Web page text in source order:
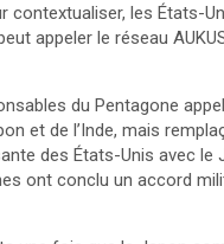
contextualiser, les États-
appeler le réseau
du Pentagone
et de l’Inde, mais
des États-Unis avec le
ont conclu un accord